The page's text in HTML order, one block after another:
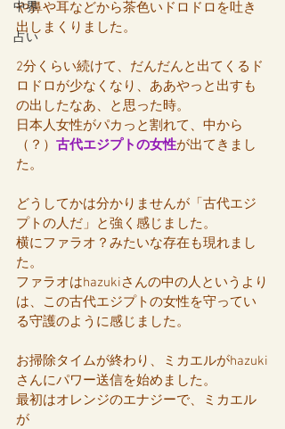
中界
占い
や鼻や耳などから茶色いドロドロを吐き
出しまくりました。
2分くらい続けて、だんだんと出てくるド
ロドロが少なくなり、ああやっと出すも
の出したなあ、と思った時。
日本人女性がパカっと割れて、中から
（？） 古代エジプトの女性が出てきまし
た。
どうしてかは分かりませんが「古代エジ
プトの人だ」と強く感じました。
横にファラオ？みたいな存在も現れまし
た。
ファラオはhazukiさんの中の人というより
は、この古代エジプトの女性を守ってい
る守護のように感じました。
お掃除タイムが終わり、ミカエルがhazuki
さんにパワー送信を始めました。
最初はオレンジのエナジーで、ミカエル
が